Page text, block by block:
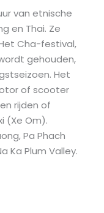
van etnische
en Thai. Ze
Cha-festival,
gehouden,
Het
of scooter
rijden of
(Xe Om).
Pa Phach
Ka Plum Valley.